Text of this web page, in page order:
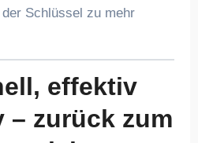
Schlüssel zu mehr
effektiv
– zurück zum